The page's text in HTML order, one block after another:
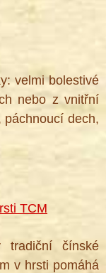
velmi bolestivé
nebo z vnitřní
dech,
TCM
tradiční čínské
v hrsti pomáhá